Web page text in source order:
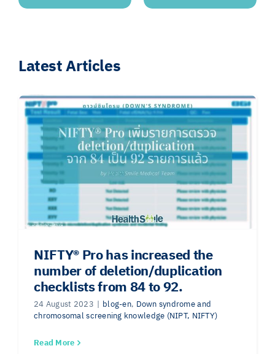
Latest Articles
NIFTY®️ Pro has increased the
number of deletion/duplication
checklists from 84 to 92.
24 August 2023 | blog-en, Down syndrome and
chromosomal screening knowledge (NIPT, NIFTY)
Read More